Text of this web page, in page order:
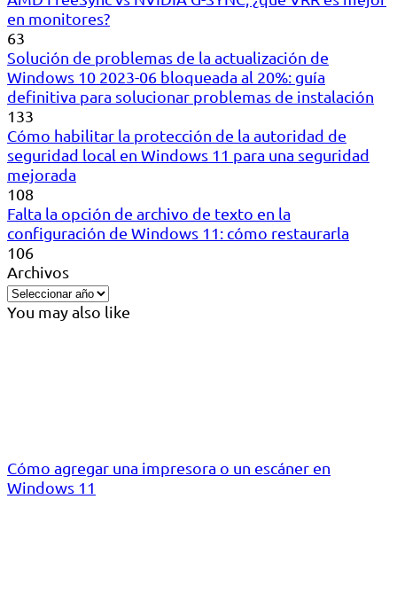
en monitores?
63
Solución de problemas de la actualización de
Windows 10 2023-06 bloqueada al 20%: guía
definitiva para solucionar problemas de instalación
133
Cómo habilitar la protección de la autoridad de
seguridad local en Windows 11 para una seguridad
mejorada
108
Falta la opción de archivo de texto en la
configuración de Windows 11: cómo restaurarla
106
Archivos
You may also like
Cómo agregar una impresora o un escáner en
Windows 11